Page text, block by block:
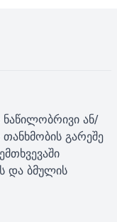
ნაწილობრივი ან/
გარეშე
და ბმულის